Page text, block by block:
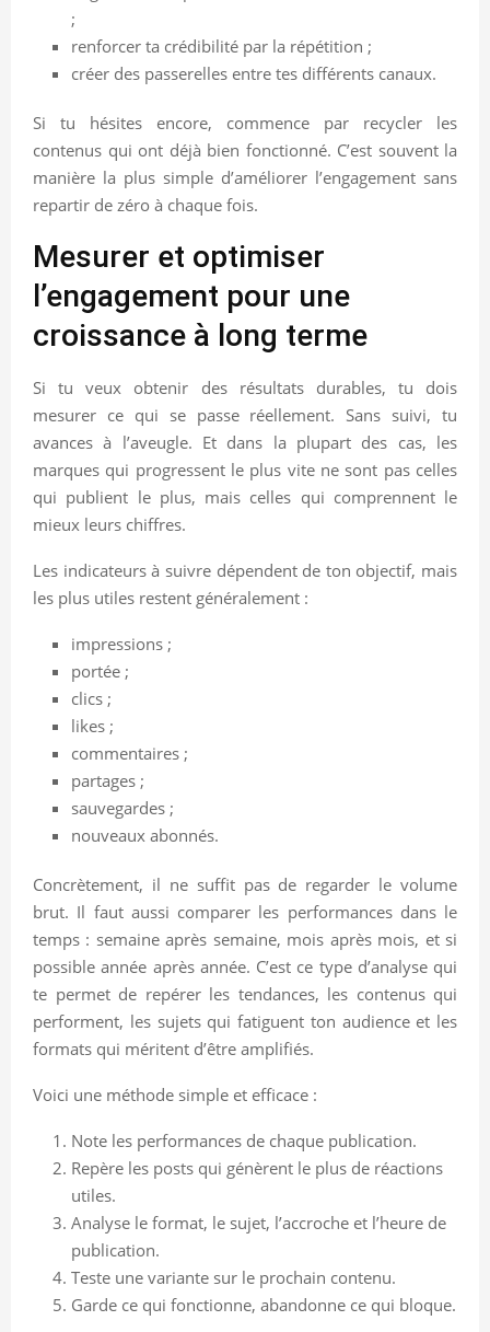
;
renforcer ta crédibilité par la répétition ;
créer des passerelles entre tes différents canaux.
Si tu hésites encore, commence par recycler les
contenus qui ont déjà bien fonctionné. C’est souvent la
manière la plus simple d’améliorer l’engagement sans
repartir de zéro à chaque fois.
Mesurer et optimiser
l’engagement pour une
croissance à long terme
Si tu veux obtenir des résultats durables, tu dois
mesurer ce qui se passe réellement. Sans suivi, tu
avances à l’aveugle. Et dans la plupart des cas, les
marques qui progressent le plus vite ne sont pas celles
qui publient le plus, mais celles qui comprennent le
mieux leurs chiffres.
Les indicateurs à suivre dépendent de ton objectif, mais
les plus utiles restent généralement :
impressions ;
portée ;
clics ;
likes ;
commentaires ;
partages ;
sauvegardes ;
nouveaux abonnés.
Concrètement, il ne suffit pas de regarder le volume
brut. Il faut aussi comparer les performances dans le
temps : semaine après semaine, mois après mois, et si
possible année après année. C’est ce type d’analyse qui
te permet de repérer les tendances, les contenus qui
performent, les sujets qui fatiguent ton audience et les
formats qui méritent d’être amplifiés.
Voici une méthode simple et efficace :
Note les performances de chaque publication.
Repère les posts qui génèrent le plus de réactions
utiles.
Analyse le format, le sujet, l’accroche et l’heure de
publication.
Teste une variante sur le prochain contenu.
Garde ce qui fonctionne, abandonne ce qui bloque.